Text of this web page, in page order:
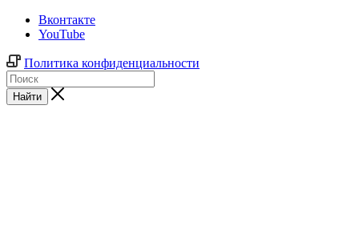
Вконтакте
YouTube
Политика конфиденциальности
Найти